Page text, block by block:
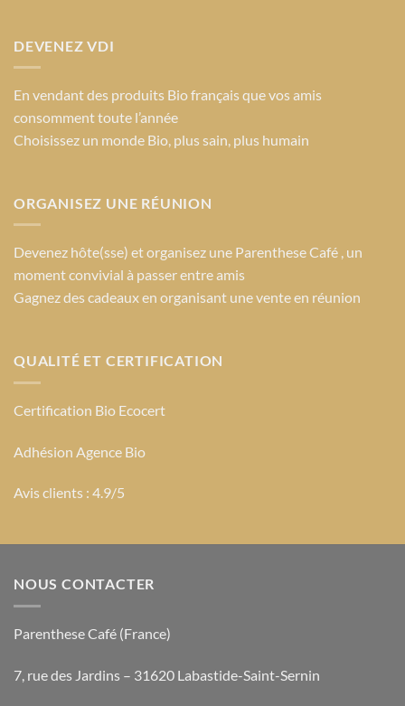
DEVENEZ VDI
En vendant des produits Bio français que vos amis
consomment toute l’année
Choisissez un monde Bio, plus sain, plus humain
ORGANISEZ UNE RÉUNION
Devenez hôte(sse) et organisez une Parenthese Café , un
moment convivial à passer entre amis
Gagnez des cadeaux en organisant une vente en réunion
QUALITÉ ET CERTIFICATION
Certification Bio Ecocert
Adhésion Agence Bio
Avis clients : 4.9/5
NOUS CONTACTER
Parenthese Café (France)
7, rue des Jardins – 31620 Labastide-Saint-Sernin